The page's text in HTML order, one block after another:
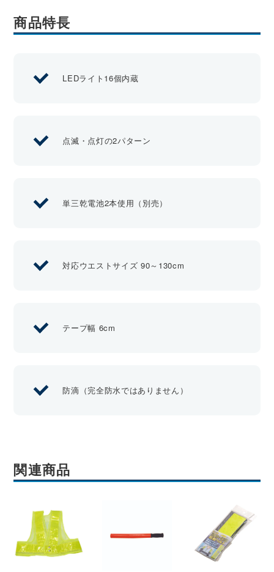
商品特長
LEDライト16個内蔵
点滅・点灯の2パターン
単三乾電池2本使用（別売）
対応ウエストサイズ 90～130cm
テープ幅 6cm
防滴（完全防水ではありません）
関連商品